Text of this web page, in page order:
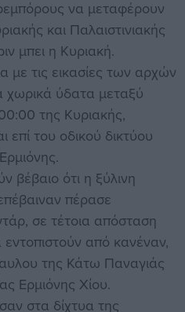
να μεταφέρουν
και Παλαιστινιακής
μπει η Κυριακή.
τις εικασίες των αρχών
χωρικά ύδατα μεταξύ
της Κυριακής,
επί του οδικού δικτύου
βέβαιο ότι η ξύλινη
πέρασε
σε τέτοια απόσταση
από κανέναν,
της Κάτω Παναγιάς
Ερμιόνης Χίου.
στα δίχτυα της